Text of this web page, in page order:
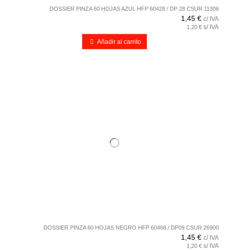
DOSSIER PINZA 60 HOJAS AZUL HFP 60428 / DP 28 CSUR 11306
1,45 € c/ IVA
1,20 € s/ IVA
Añadir al carrito
DOSSIER PINZA 60 HOJAS NEGRO HFP 60468 / DP09 CSUR 26900
1,45 € c/ IVA
1,20 € s/ IVA